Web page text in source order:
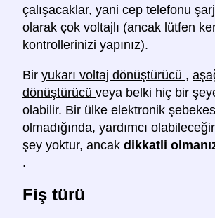
çalışacaklar, yani cep telefonu
olarak çok voltajlı (ancak lütfen
kontrollerinizi yapınız).
Bir yukarı voltaj dönüştürücü ,
dönüştürücü veya belki hiç bir
olabilir. Bir ülke elektronik
olmadığında, yardımcı
şey yoktur, ancak dikkatli
.
Fiş türü